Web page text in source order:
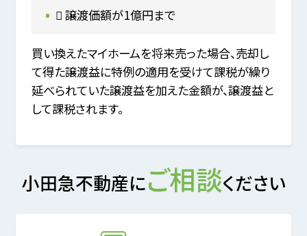
 譲渡価額が1億円まで
買い換えたマイホームを将来売った場合、売却し
て得た譲渡益に特例の適用を受けて課税が繰り
延べられていた譲渡益を加えた金額が、譲渡益と
して課税されます。
小田急不動産にご相談ください